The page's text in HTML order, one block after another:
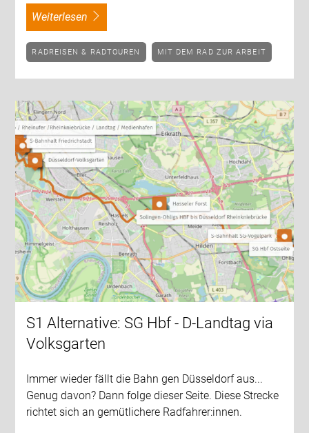
weiterlesen
RADREISEN & RADTOUREN MIT DEM RAD ZUR ARBEIT
S1 Alternative: SG Hbf - D-Landtag via
Volksgarten
Immer wieder fällt die Bahn gen Düsseldorf aus...
Genug davon? Dann folge dieser Seite. Diese Strecke
richtet sich an gemütlichere Radfahrer:innen.